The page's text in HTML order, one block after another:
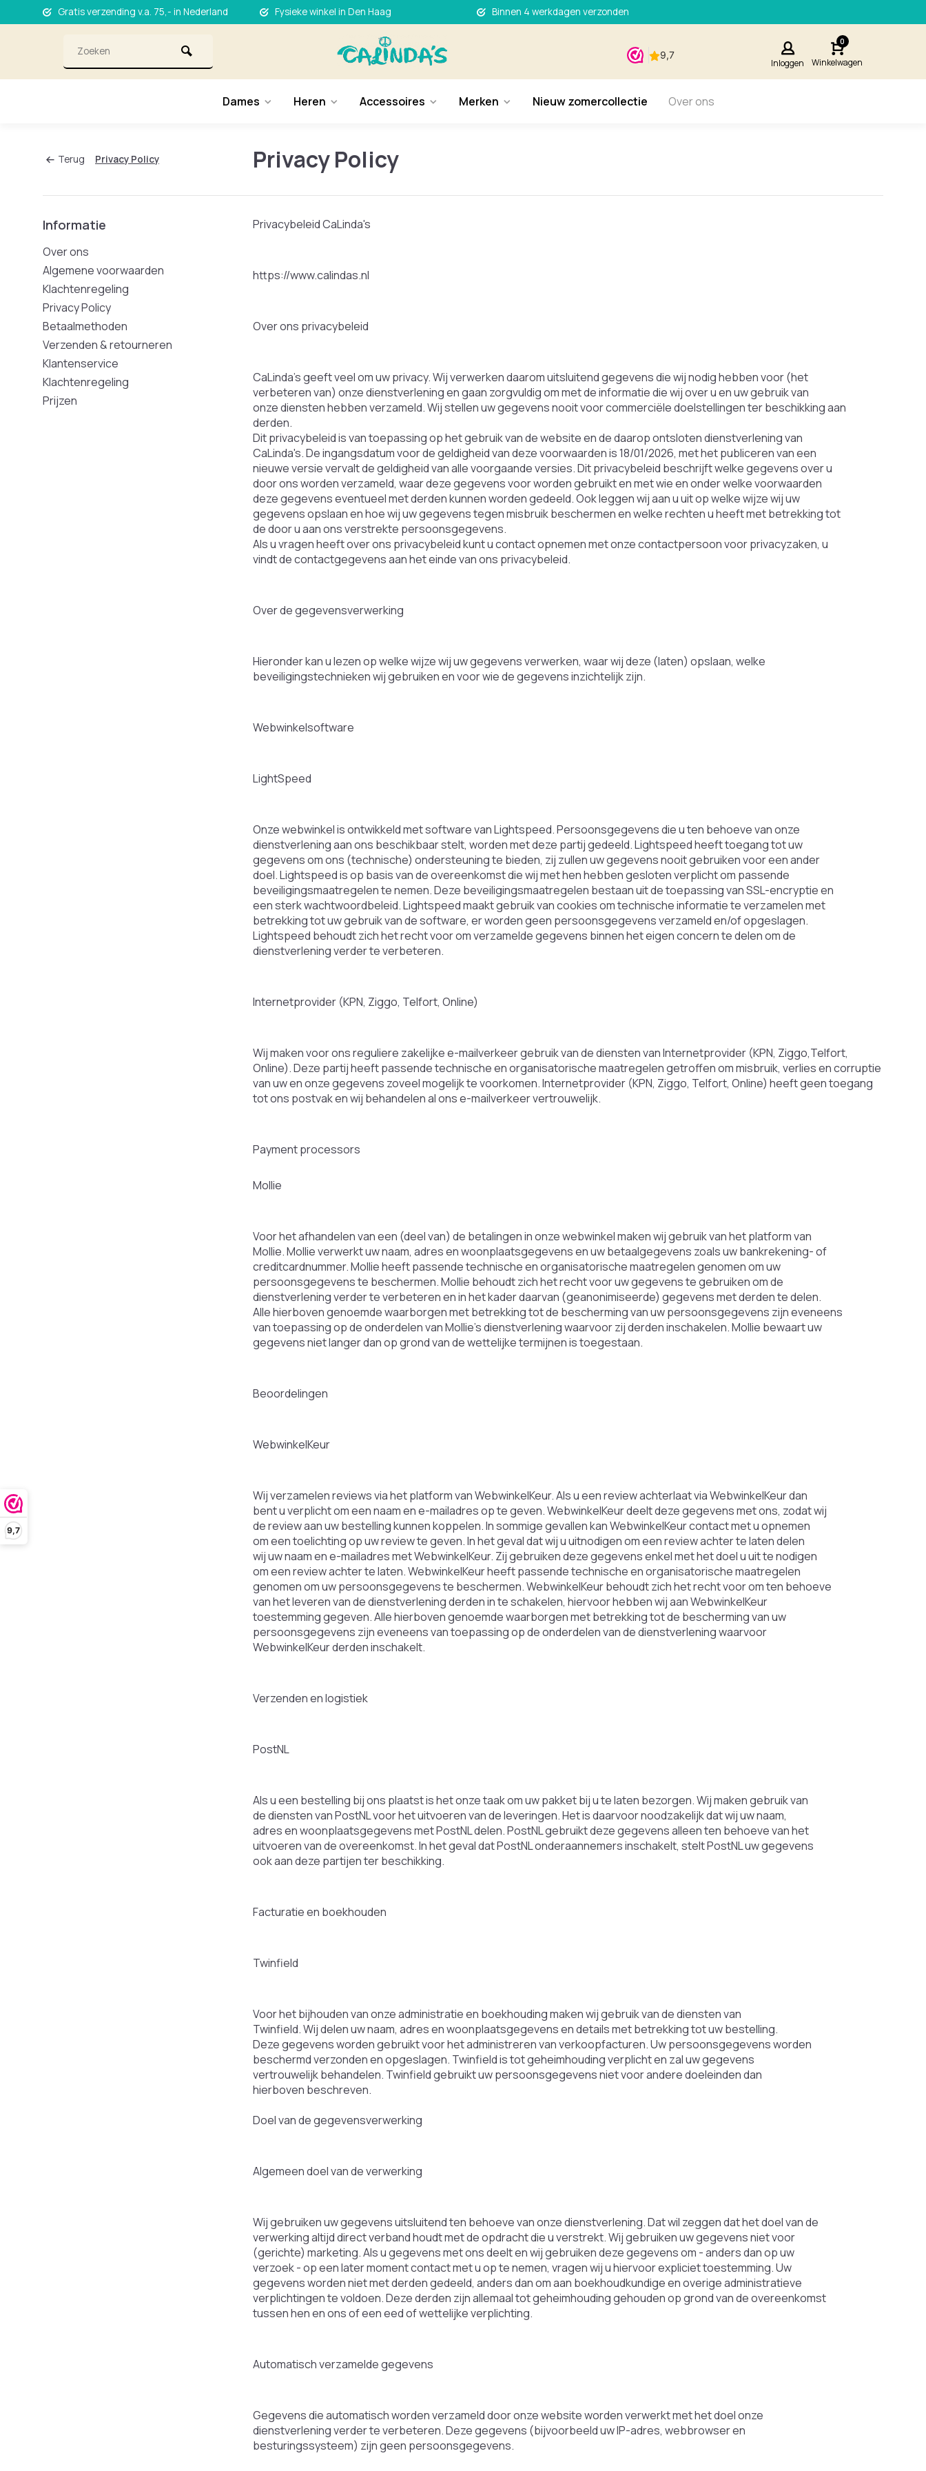
9,7
Gratis verzending v.a. 75,- in Nederland Fysieke winkel in Den Haag Binnen 4 werkdagen verzonden
Inloggen
0
Winkelwagen
Dames Heren Accessoires Merken Nieuw zomercollectie Over ons
Terug Privacy Policy Privacy Policy
Informatie
Over ons
Algemene voorwaarden
Klachtenregeling
Privacy Policy
Betaalmethoden
Verzenden & retourneren
Klantenservice
Klachtenregeling
Prijzen
Privacybeleid CaLinda's
https://www.calindas.nl
Over ons privacybeleid
CaLinda's geeft veel om uw privacy. Wij verwerken daarom uitsluitend gegevens die wij nodig hebben voor (het
verbeteren van) onze dienstverlening en gaan zorgvuldig om met de informatie die wij over u en uw gebruik van
onze diensten hebben verzameld. Wij stellen uw gegevens nooit voor commerciële doelstellingen ter beschikking aan
derden.
Dit privacybeleid is van toepassing op het gebruik van de website en de daarop ontsloten dienstverlening van
CaLinda's. De ingangsdatum voor de geldigheid van deze voorwaarden is 18/01/2026, met het publiceren van een
nieuwe versie vervalt de geldigheid van alle voorgaande versies. Dit privacybeleid beschrijft welke gegevens over u
door ons worden verzameld, waar deze gegevens voor worden gebruikt en met wie en onder welke voorwaarden
deze gegevens eventueel met derden kunnen worden gedeeld. Ook leggen wij aan u uit op welke wijze wij uw
gegevens opslaan en hoe wij uw gegevens tegen misbruik beschermen en welke rechten u heeft met betrekking tot
de door u aan ons verstrekte persoonsgegevens.
Als u vragen heeft over ons privacybeleid kunt u contact opnemen met onze contactpersoon voor privacyzaken, u
vindt de contactgegevens aan het einde van ons privacybeleid.
Over de gegevensverwerking
Hieronder kan u lezen op welke wijze wij uw gegevens verwerken, waar wij deze (laten) opslaan, welke
beveiligingstechnieken wij gebruiken en voor wie de gegevens inzichtelijk zijn.
Webwinkelsoftware
LightSpeed
Onze webwinkel is ontwikkeld met software van Lightspeed. Persoonsgegevens die u ten behoeve van onze
dienstverlening aan ons beschikbaar stelt, worden met deze partij gedeeld. Lightspeed heeft toegang tot uw
gegevens om ons (technische) ondersteuning te bieden, zij zullen uw gegevens nooit gebruiken voor een ander
doel. Lightspeed is op basis van de overeenkomst die wij met hen hebben gesloten verplicht om passende
beveiligingsmaatregelen te nemen. Deze beveiligingsmaatregelen bestaan uit de toepassing van SSL-encryptie en
een sterk wachtwoordbeleid. Lightspeed maakt gebruik van cookies om technische informatie te verzamelen met
betrekking tot uw gebruik van de software, er worden geen persoonsgegevens verzameld en/of opgeslagen.
Lightspeed behoudt zich het recht voor om verzamelde gegevens binnen het eigen concern te delen om de
dienstverlening verder te verbeteren.
Internetprovider (KPN, Ziggo, Telfort, Online)
Wij maken voor ons reguliere zakelijke e-mailverkeer gebruik van de diensten van Internetprovider (KPN, Ziggo,Telfort,
Online). Deze partij heeft passende technische en organisatorische maatregelen getroffen om misbruik, verlies en corruptie
van uw en onze gegevens zoveel mogelijk te voorkomen. Internetprovider (KPN, Ziggo, Telfort, Online) heeft geen toegang
tot ons postvak en wij behandelen al ons e-mailverkeer vertrouwelijk.
Payment processors
Mollie
Voor het afhandelen van een (deel van) de betalingen in onze webwinkel maken wij gebruik van het platform van
Mollie. Mollie verwerkt uw naam, adres en woonplaatsgegevens en uw betaalgegevens zoals uw bankrekening- of
creditcardnummer. Mollie heeft passende technische en organisatorische maatregelen genomen om uw
persoonsgegevens te beschermen. Mollie behoudt zich het recht voor uw gegevens te gebruiken om de
dienstverlening verder te verbeteren en in het kader daarvan (geanonimiseerde) gegevens met derden te delen.
Alle hierboven genoemde waarborgen met betrekking tot de bescherming van uw persoonsgegevens zijn eveneens
van toepassing op de onderdelen van Mollie’s dienstverlening waarvoor zij derden inschakelen. Mollie bewaart uw
gegevens niet langer dan op grond van de wettelijke termijnen is toegestaan.
Beoordelingen
WebwinkelKeur
Wij verzamelen reviews via het platform van WebwinkelKeur. Als u een review achterlaat via WebwinkelKeur dan
bent u verplicht om een naam en e-mailadres op te geven. WebwinkelKeur deelt deze gegevens met ons, zodat wij
de review aan uw bestelling kunnen koppelen. In sommige gevallen kan WebwinkelKeur contact met u opnemen
om een toelichting op uw review te geven. In het geval dat wij u uitnodigen om een review achter te laten delen
wij uw naam en e-mailadres met WebwinkelKeur. Zij gebruiken deze gegevens enkel met het doel u uit te nodigen
om een review achter te laten. WebwinkelKeur heeft passende technische en organisatorische maatregelen
genomen om uw persoonsgegevens te beschermen. WebwinkelKeur behoudt zich het recht voor om ten behoeve
van het leveren van de dienstverlening derden in te schakelen, hiervoor hebben wij aan WebwinkelKeur
toestemming gegeven. Alle hierboven genoemde waarborgen met betrekking tot de bescherming van uw
persoonsgegevens zijn eveneens van toepassing op de onderdelen van de dienstverlening waarvoor
WebwinkelKeur derden inschakelt.
Verzenden en logistiek
PostNL
Als u een bestelling bij ons plaatst is het onze taak om uw pakket bij u te laten bezorgen. Wij maken gebruik van
de diensten van PostNL voor het uitvoeren van de leveringen. Het is daarvoor noodzakelijk dat wij uw naam,
adres en woonplaatsgegevens met PostNL delen. PostNL gebruikt deze gegevens alleen ten behoeve van het
uitvoeren van de overeenkomst. In het geval dat PostNL onderaannemers inschakelt, stelt PostNL uw gegevens
ook aan deze partijen ter beschikking.
Facturatie en boekhouden
Twinfield
Voor het bijhouden van onze administratie en boekhouding maken wij gebruik van de diensten van
Twinfield. Wij delen uw naam, adres en woonplaatsgegevens en details met betrekking tot uw bestelling.
Deze gegevens worden gebruikt voor het administreren van verkoopfacturen. Uw persoonsgegevens worden
beschermd verzonden en opgeslagen. Twinfield is tot geheimhouding verplicht en zal uw gegevens
vertrouwelijk behandelen. Twinfield gebruikt uw persoonsgegevens niet voor andere doeleinden dan
hierboven beschreven.
Doel van de gegevensverwerking
Algemeen doel van de verwerking
Wij gebruiken uw gegevens uitsluitend ten behoeve van onze dienstverlening. Dat wil zeggen dat het doel van de
verwerking altijd direct verband houdt met de opdracht die u verstrekt. Wij gebruiken uw gegevens niet voor
(gerichte) marketing. Als u gegevens met ons deelt en wij gebruiken deze gegevens om - anders dan op uw
verzoek - op een later moment contact met u op te nemen, vragen wij u hiervoor expliciet toestemming. Uw
gegevens worden niet met derden gedeeld, anders dan om aan boekhoudkundige en overige administratieve
verplichtingen te voldoen. Deze derden zijn allemaal tot geheimhouding gehouden op grond van de overeenkomst
tussen hen en ons of een eed of wettelijke verplichting.
Automatisch verzamelde gegevens
Gegevens die automatisch worden verzameld door onze website worden verwerkt met het doel onze
dienstverlening verder te verbeteren. Deze gegevens (bijvoorbeeld uw IP-adres, webbrowser en
besturingssysteem) zijn geen persoonsgegevens.